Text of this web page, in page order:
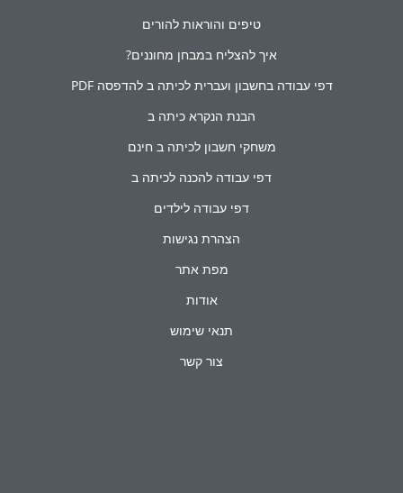
טיפים והוראות להורים
איך להצליח במבחן מחוננים?
דפי עבודה בחשבון ועברית לכיתה ב להדפסה PDF
הבנת הנקרא כיתה ב
משחקי חשבון לכיתה ב חינם
דפי עבודה להכנה לכיתה ב
דפי עבודה לילדים
הצהרת נגישות
מפת אתר
אודות
תנאי שימוש
צור קשר